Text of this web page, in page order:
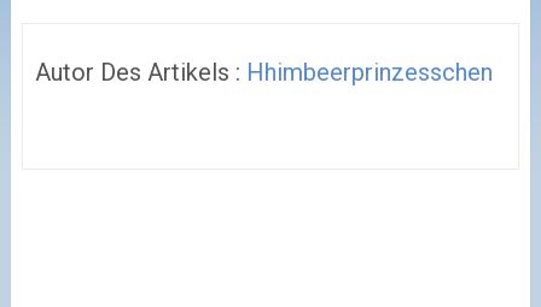
Autor Des Artikels : Hhimbeerprinzesschen